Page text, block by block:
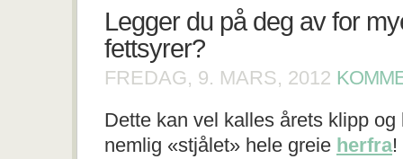
Legger du på deg av for
fettsyrer?
FREDAG, 9. MARS, 2012
Dette kan vel kalles årets klipp
nemlig «stjålet» hele greie herfra!